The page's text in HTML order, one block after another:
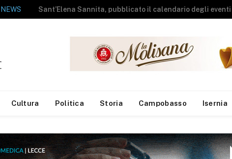
La Sea apre le porte del Centro Comunale di Raccolta agli studenti del campus estivo di Campolieto
Cultura Politica Storia Campobasso Isernia